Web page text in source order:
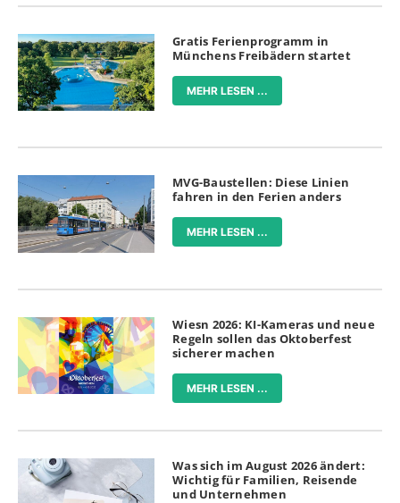
Gratis Ferienprogramm in
Münchens Freibädern startet
MEHR LESEN ...
MVG-Baustellen: Diese Linien
fahren in den Ferien anders
MEHR LESEN ...
Wiesn 2026: KI-Kameras und neue
Regeln sollen das Oktoberfest
sicherer machen
MEHR LESEN ...
Was sich im August 2026 ändert:
Wichtig für Familien, Reisende
und Unternehmen